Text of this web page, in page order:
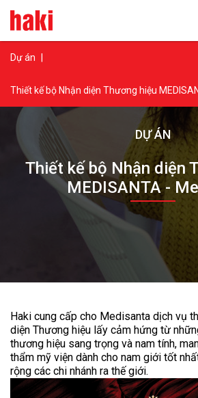
Dự án
Thiết kế bộ Nhận diện Thương hiệu
DỰ ÁN
Thiết kế bộ Nhận diện
MEDISANTA -
Haki cung cấp cho Medisanta dịch vụ
diện Thương hiệu lấy cảm hứng từ
thương hiệu sang trọng và nam tính,
thẩm mỹ viện dành cho nam giới tốt
rộng các chi nhánh ra thế giới.